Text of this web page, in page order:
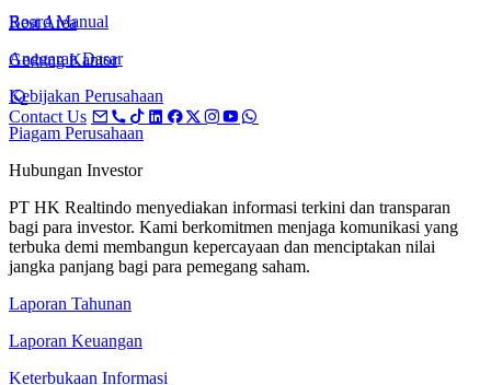
Board Manual
Anggaran Dasar
Kebijakan Perusahaan
Piagam Perusahaan
Hubungan Investor
PT HK Realtindo menyediakan informasi terkini dan transparan
bagi para investor. Kami berkomitmen menjaga komunikasi yang
terbuka demi membangun kepercayaan dan menciptakan nilai
jangka panjang bagi para pemegang saham.
Laporan Tahunan
Laporan Keuangan
Keterbukaan Informasi
Rest Area
Gedung Kantor
Contact Us